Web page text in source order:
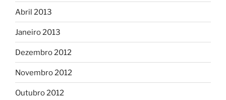
Abril 2013
Janeiro 2013
Dezembro 2012
Novembro 2012
Outubro 2012